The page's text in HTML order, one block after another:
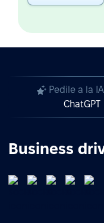
Pedile a la
ChatGPT
Business